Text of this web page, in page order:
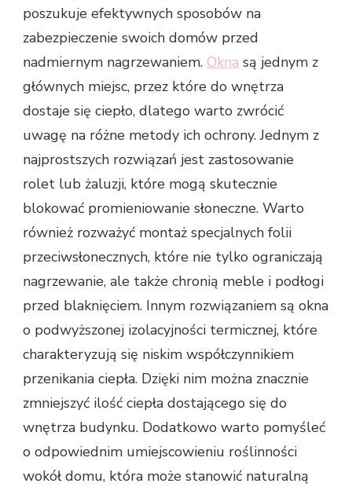
poszukuje efektywnych sposobów na
zabezpieczenie swoich domów przed
nadmiernym nagrzewaniem. Okna są jednym z
głównych miejsc, przez które do wnętrza
dostaje się ciepło, dlatego warto zwrócić
uwagę na różne metody ich ochrony. Jednym z
najprostszych rozwiązań jest zastosowanie
rolet lub żaluzji, które mogą skutecznie
blokować promieniowanie słoneczne. Warto
również rozważyć montaż specjalnych folii
przeciwsłonecznych, które nie tylko ograniczają
nagrzewanie, ale także chronią meble i podłogi
przed blaknięciem. Innym rozwiązaniem są okna
o podwyższonej izolacyjności termicznej, które
charakteryzują się niskim współczynnikiem
przenikania ciepła. Dzięki nim można znacznie
zmniejszyć ilość ciepła dostającego się do
wnętrza budynku. Dodatkowo warto pomyśleć
o odpowiednim umiejscowieniu roślinności
wokół domu, która może stanowić naturalną